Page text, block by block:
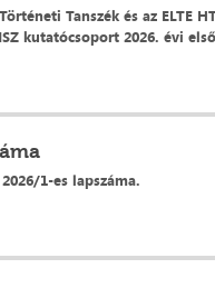
Tanszék és az ELTE
kutatócsoport 2026. évi
1-es lapszáma.